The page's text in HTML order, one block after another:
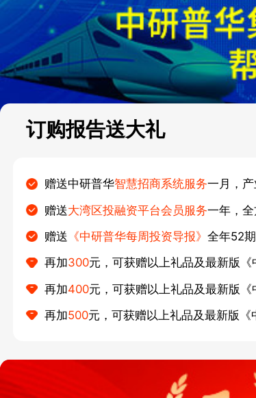
订购报告送大礼
赠送中研普华智慧招商系统服务一月，
赠送大湾区投融资平台会员服务一年，
赠送 《中研普华每周投资导报》 全年52
再加300元，可获赠以上礼品及最新版《
再加400元，可获赠以上礼品及最新版《
再加500元，可获赠以上礼品及最新版《